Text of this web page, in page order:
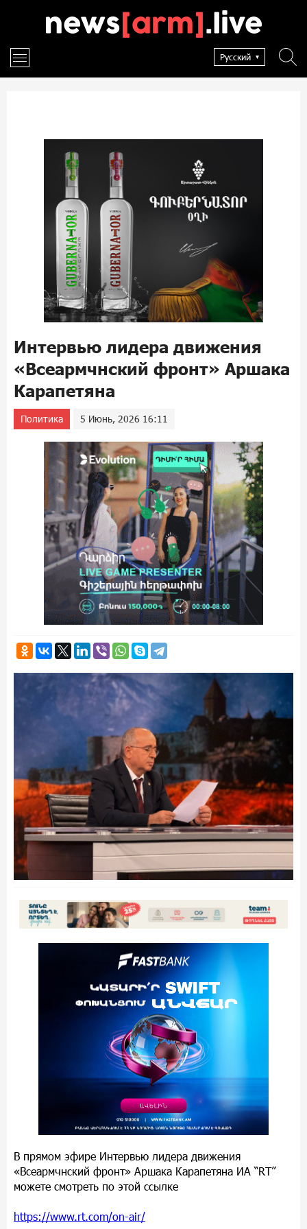
Русский
Интервью лидера движения
«Всеармчнский фронт» Аршака
Карапетяна
Политика 5 Июнь, 2026 16:11
В прямом эфире Интервью лидера движения
«Всеармчнский фронт» Аршака Карапетяна ИА “RT”
можете смотреть по этой ссылке
https://www.rt.com/on-air/